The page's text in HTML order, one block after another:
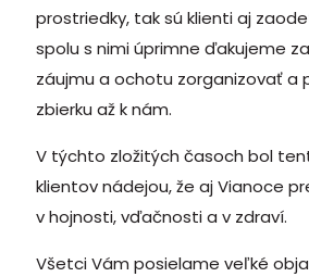
prostriedky, tak sú klienti aj
spolu s nimi úprimne ďakujeme
záujmu a ochotu zorganizovať a
zbierku až k nám.
V týchto zložitých časoch bol
klientov nádejou, že aj Vianoce
v hojnosti, vďačnosti a v zdraví.
Všetci Vám posielame veľké